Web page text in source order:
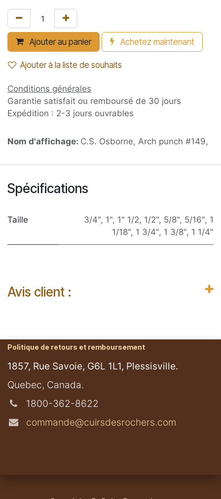
Ajouter au panier Achetez maintenant
Ajouter à la liste de souhaits
Conditions générales
Garantie satisfait ou remboursé de 30 jours
Expédition : 2-3 jours ouvrables
Nom d'affichage: C.S. Osborne, Arch punch #149,
Spécifications
Taille 3/4", 1", 1" 1/2, 1/2", 5/8", 5/16", 1
1/18", 1 3/4", 1 3/8", 1 1/4"
Avis client :
Politique de retours et remboursement
1857, Rue Savoie, G6L 1L1, Plessisville.
​Quebec, Canada.
1800-362-8622
commande@cuirsdesrochers.com